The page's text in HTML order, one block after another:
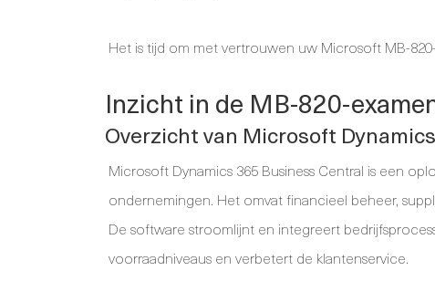
Het is tijd om met vertrouwen uw Microsoft MB-
Inzicht in de MB-820-
Overzicht van Microsoft
Microsoft Dynamics 365 Business Central is een
ondernemingen. Het omvat financieel beheer,
De software stroomlijnt en integreert
voorraadniveaus en verbetert de klantenservice.